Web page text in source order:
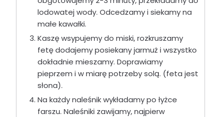
lodowatej wody. Odcedzamy i siekamy na
małe kawałki.
Kaszę wsypujemy do miski, rozkruszamy
fetę dodajemy posiekany jarmuż i wszystko
dokładnie mieszamy. Doprawiamy
pieprzem i w miarę potrzeby solą. (feta jest
słona).
Na każdy naleśnik wykładamy po łyżce
farszu. Naleśniki zawijamy, najpierw